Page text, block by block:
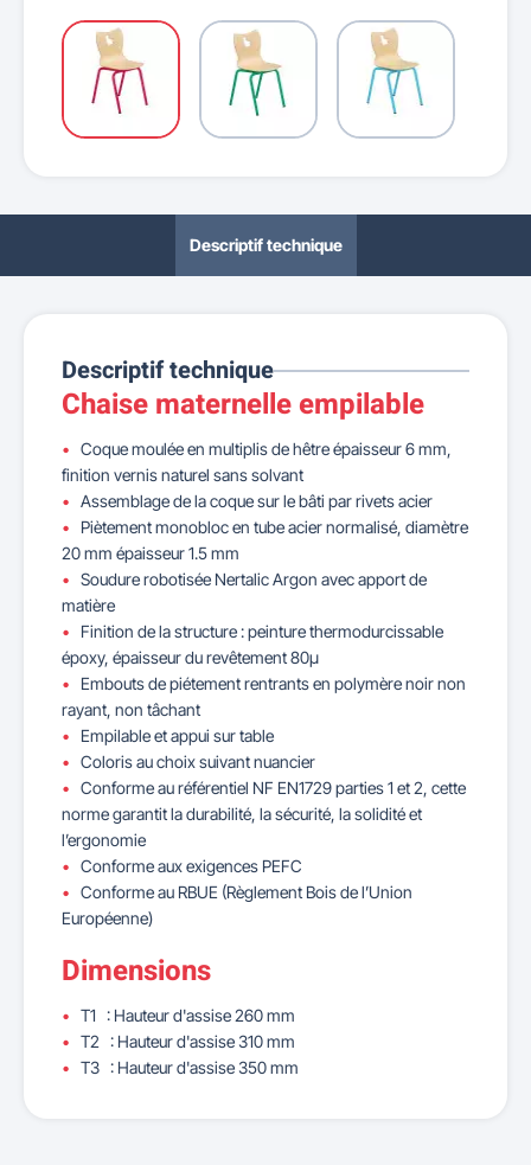
Descriptif technique
Descriptif technique
Chaise maternelle empilable
Coque moulée en multiplis de hêtre épaisseur 6 mm,
finition vernis naturel sans solvant
Assemblage de la coque sur le bâti par rivets acier
Piètement monobloc en tube acier normalisé, diamètre
20 mm épaisseur 1.5 mm
Soudure robotisée Nertalic Argon avec apport de
matière
Finition de la structure : peinture thermodurcissable
époxy, épaisseur du revêtement 80µ
Embouts de piétement rentrants en polymère noir non
rayant, non tâchant
Empilable et appui sur table
Coloris au choix suivant nuancier
Conforme au référentiel NF EN1729 parties 1 et 2, cette
norme garantit la durabilité, la sécurité, la solidité et
l’ergonomie
Conforme aux exigences PEFC
Conforme au RBUE (Règlement Bois de l’Union
Européenne)
Dimensions
T1 : Hauteur d'assise 260 mm
T2 : Hauteur d'assise 310 mm
T3 : Hauteur d'assise 350 mm